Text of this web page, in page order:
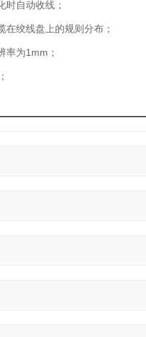
时自动收线；
绞线盘上的规则分布；
率为1mm；